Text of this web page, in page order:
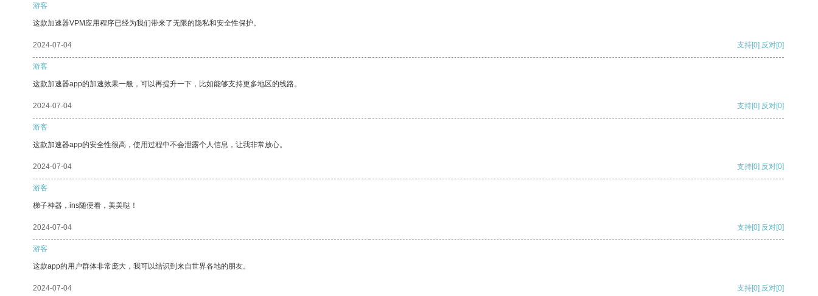
游客
这款加速器VPM应用程序已经为我们带来了无限的隐私和安全性保护。
2024-07-04 支持[0] 反对[0]
游客
这款加速器app的加速效果一般，可以再提升一下，比如能够支持更多地区的线路。
2024-07-04 支持[0] 反对[0]
游客
这款加速器app的安全性很高，使用过程中不会泄露个人信息，让我非常放心。
2024-07-04 支持[0] 反对[0]
游客
梯子神器，ins随便看，美美哒！
2024-07-04 支持[0] 反对[0]
游客
这款app的用户群体非常庞大，我可以结识到来自世界各地的朋友。
2024-07-04 支持[0] 反对[0]